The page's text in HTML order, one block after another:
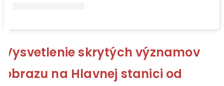
Vysvetlenie skrytých významov
obrazu na Hlavnej stanici od